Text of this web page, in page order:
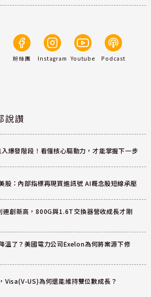
粉絲團 Instagram Youtube Podcast
說讚
爆發階段！看懂核心驅動力，才能掌握下一步
股：內部指標再現買進訊號 AI概念股短線承壓
創新高，800G與1.6T交換器營收成長才剛
溫了？美國電力公司Exelon為何將案源下修
Visa(V-US)為何還能維持雙位數成長？